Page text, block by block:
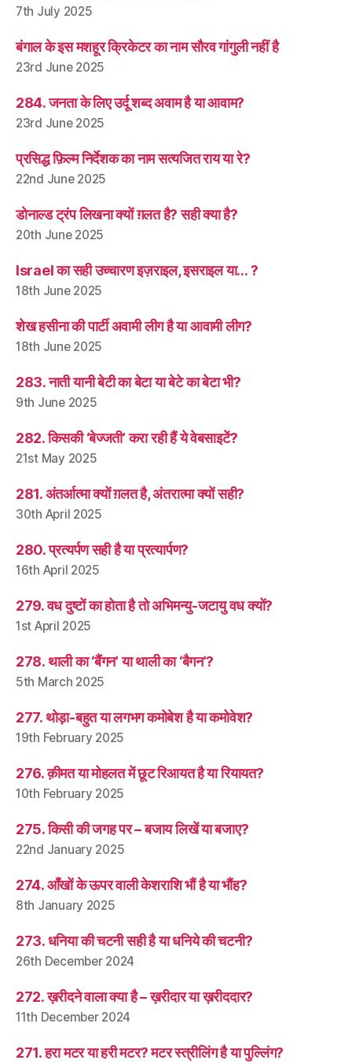
7th July 2025
बंगाल के इस मशहूर क्रिकेटर का नाम सौरव गांगुली नहीं है
23rd June 2025
284. जनता के लिए उर्दू शब्द अवाम है या आवाम?
23rd June 2025
प्रसिद्ध फ़िल्म निर्देशक का नाम सत्यजित राय या रे?
22nd June 2025
डोनाल्ड ट्रंप लिखना क्यों ग़लत है? सही क्या है?
20th June 2025
Israel का सही उच्चारण इज़राइल, इसराइल या… ?
18th June 2025
शेख हसीना की पार्टी अवामी लीग है या आवामी लीग?
18th June 2025
283. नाती यानी बेटी का बेटा या बेटे का बेटा भी?
9th June 2025
282. किसकी ‘बेज्जती’ करा रही हैं ये वेबसाइटें?
21st May 2025
281. अंतर्आत्मा क्यों ग़लत है, अंतरात्मा क्यों सही?
30th April 2025
280. प्रत्यर्पण सही है या प्रत्यार्पण?
16th April 2025
279. वध दुष्टों का होता है तो अभिमन्यु-जटायु वध क्यों?
1st April 2025
278. थाली का ‘बैंगन’ या थाली का ‘बैगन’?
5th March 2025
277. थोड़ा-बहुत या लगभग कमोबेश है या कमोवेश?
19th February 2025
276. क़ीमत या मोहलत में छूट रिआयत है या रियायत?
10th February 2025
275. किसी की जगह पर – बजाय लिखें या बजाए?
22nd January 2025
274. आँखों के ऊपर वाली केशराशि भौं है या भौंह?
8th January 2025
273. धनिया की चटनी सही है या धनिये की चटनी?
26th December 2024
272. ख़रीदने वाला क्या है – ख़रीदार या ख़रीददार?
11th December 2024
271. हरा मटर या हरी मटर? मटर स्त्रीलिंग है या पुल्लिंग?